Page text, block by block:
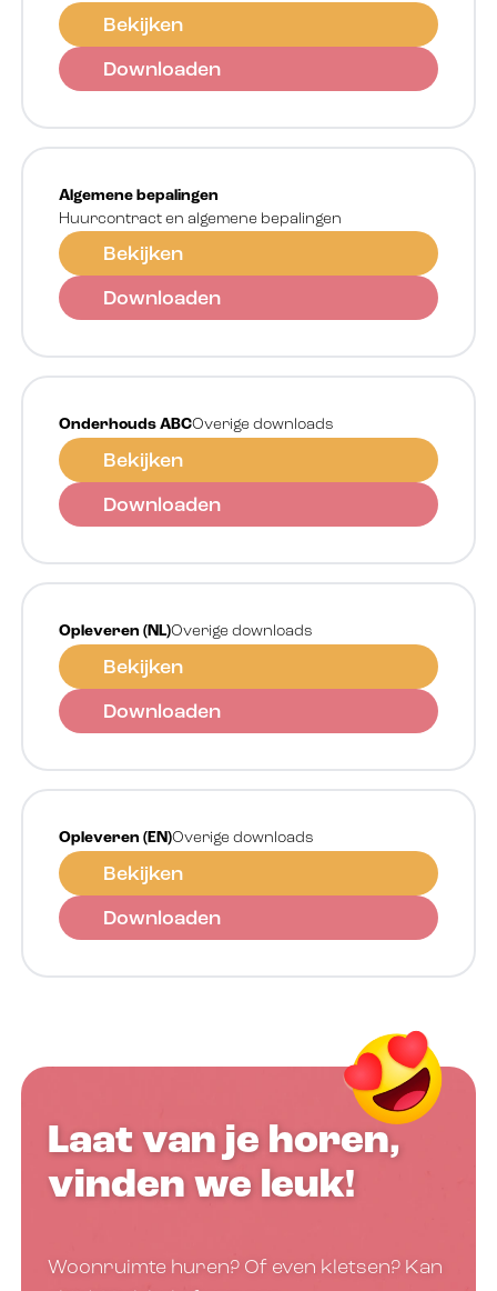
Bekijken
Downloaden
Algemene bepalingen
Huurcontract en algemene bepalingen
Bekijken
Downloaden
Onderhouds ABCOverige downloads
Bekijken
Downloaden
Opleveren (NL)Overige downloads
Bekijken
Downloaden
Opleveren (EN)Overige downloads
Bekijken
Downloaden
Laat van je horen,
vinden we leuk!
Woonruimte huren? Of even kletsen? Kan